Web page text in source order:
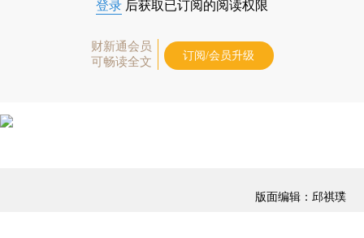
登录 后获取已订阅的阅读权限
财新通会员
可畅读全文
订阅/会员升级
版面编辑：邱祺璞